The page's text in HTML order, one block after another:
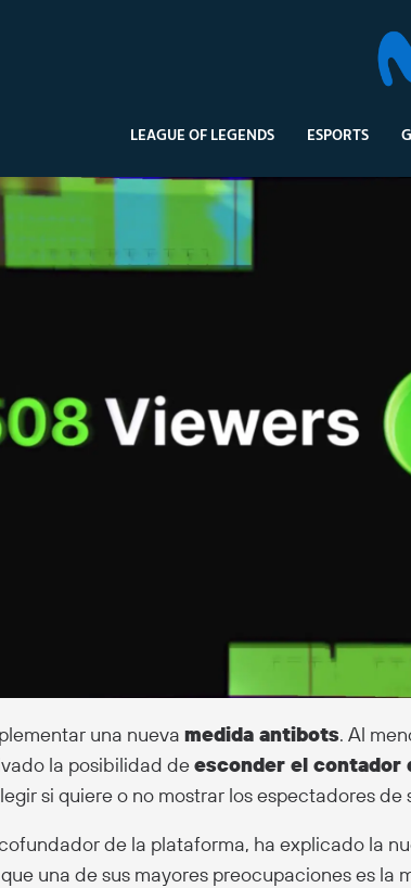
LEAGUE OF LEGENDS ESPORTS
una nueva medida antibots. Al
la posibilidad deesconder el contador
si quiere o no mostrar los espectadores de
de la plataforma, ha explicado la
una de sus mayores preocupaciones es la